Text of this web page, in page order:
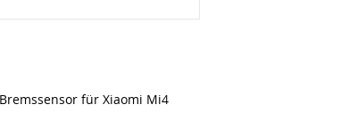
für Xiaomi Mi4